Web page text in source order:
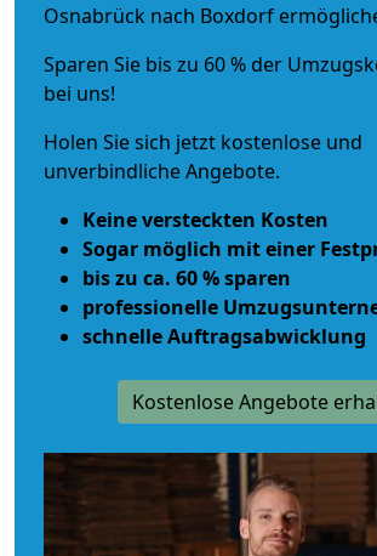
Osnabrück nach Boxdorf
Sparen Sie bis zu 60 % der
bei uns!
Holen Sie sich jetzt kostenlose und
unverbindliche Angebote.
Keine versteckten Kosten
Sogar möglich mit einer
bis zu ca. 60 % sparen
professionelle
schnelle Auftragsabwicklung
Kostenlose Angebote